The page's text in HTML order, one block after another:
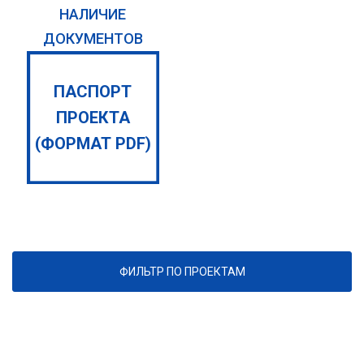
НАЛИЧИЕ
ДОКУМЕНТОВ
ПАСПОРТ
ПРОЕКТА
(ФОРМАТ PDF)
ФИЛЬТР ПО ПРОЕКТАМ